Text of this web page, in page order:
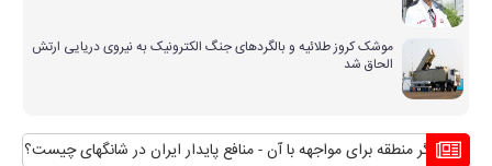
موشک کروز طلائیه و بالگردهای جنگ الکترونیک به نیروی دریایی ارتش
الحاق شد
دیگر منطقه برای مواجهه با آن منافع پایدار ایران در شانگهای چیست؟